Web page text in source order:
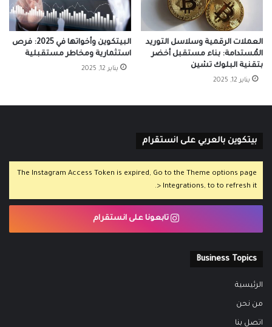
البيتكوين وأخواتها في 2025: فرص
استثمارية ومخاطر مستقبلية
يناير 12, 2025
العملات الرقمية وسلاسل التوريد
المُستدامة: بناء مستقبل أخضر
بتقنية البلوك تشين
يناير 12, 2025
بيتكوين بالعربي على انستقرام
The Instagram Access Token is expired, Go to the Theme options page
> Integrations, to to refresh it.
تابعونا على انستقرام
Business Topics
الرئيسية
من نحن
اتصل بنا